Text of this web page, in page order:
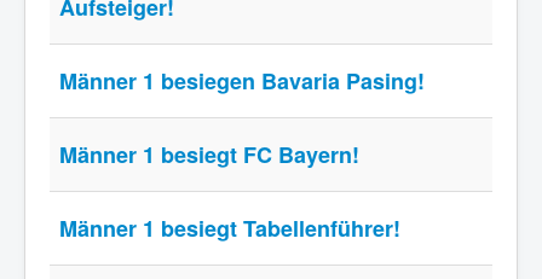
Aufsteiger!
Männer 1 besiegen Bavaria Pasing!
Männer 1 besiegt FC Bayern!
Männer 1 besiegt Tabellenführer!